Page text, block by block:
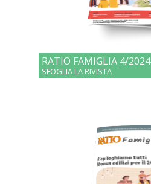
RATIO FAMIGLIA 4/2024
SFOGLIA LA RIVISTA